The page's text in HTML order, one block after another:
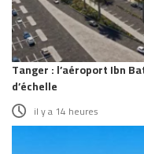
Tanger : l’aéroport Ibn
d’échelle
il y a 14 heures